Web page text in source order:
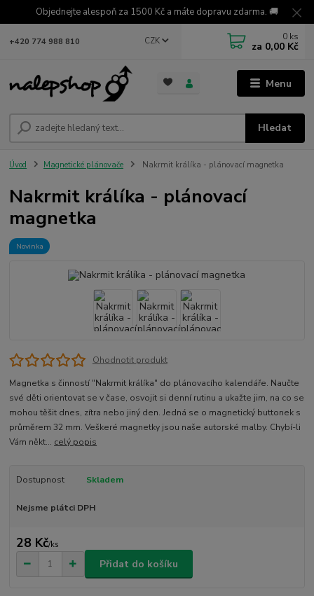
Objednejte alespoň za 1500 Kč a máte dopravu zdarma. 🚚
Menu
CZK
Hledat
+420 774 988 810 0 ks
za 0,00 Kč
Úvod Magnetické plánovače Nakrmit králíka - plánovací magnetka
Nakrmit králíka - plánovací
magnetka
Novinka
Ohodnotit produkt
Magnetka s činností "Nakrmit králíka" do plánovacího kalendáře. Naučte
své děti orientovat se v čase, osvojit si denní rutinu a ukažte jim, na co se
mohou těšit dnes, zítra nebo jiný den. Jedná se o magnetický buttonek s
průměrem 32 mm. Veškeré magnetky jsou naše autorské malby. Chybí-li
Vám někt... celý popis
Dostupnost Skladem
Nejsme plátci DPH
28 Kč/ks
Přidat do košíku